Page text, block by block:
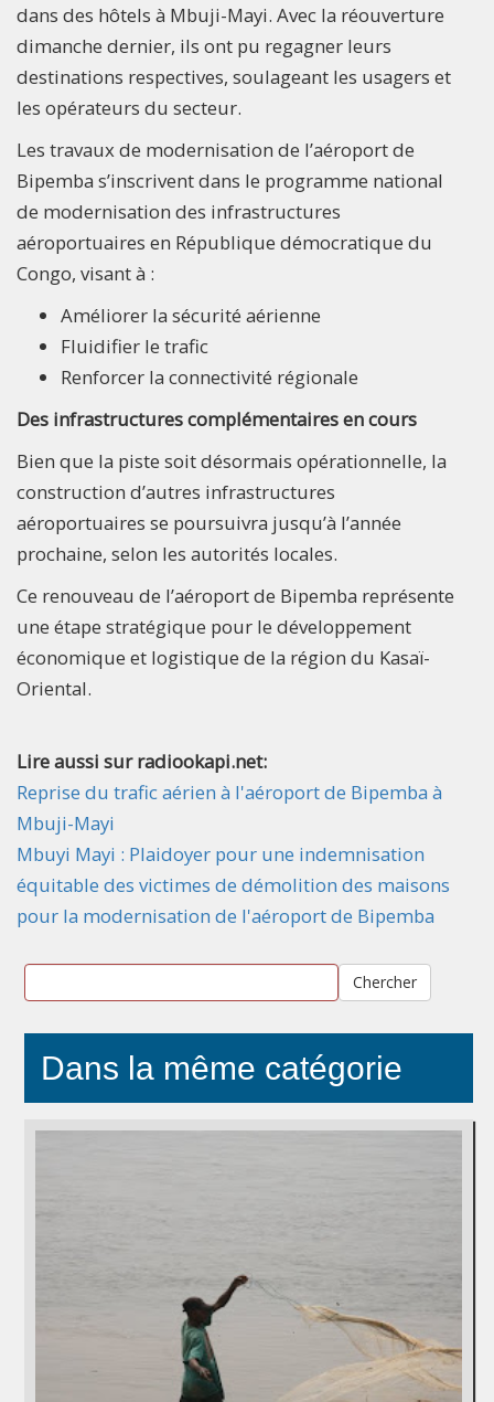
dans des hôtels à Mbuji-Mayi. Avec la réouverture
dimanche dernier, ils ont pu regagner leurs
destinations respectives, soulageant les usagers et
les opérateurs du secteur.
Les travaux de modernisation de l’aéroport de
Bipemba s’inscrivent dans le programme national
de modernisation des infrastructures
aéroportuaires en République démocratique du
Congo, visant à :
Améliorer la sécurité aérienne
Fluidifier le trafic
Renforcer la connectivité régionale
Des infrastructures complémentaires en cours
Bien que la piste soit désormais opérationnelle, la
construction d’autres infrastructures
aéroportuaires se poursuivra jusqu’à l’année
prochaine, selon les autorités locales.
Ce renouveau de l’aéroport de Bipemba représente
une étape stratégique pour le développement
économique et logistique de la région du Kasaï-
Oriental.
Lire aussi sur radiookapi.net:
Reprise du trafic aérien à l'aéroport de Bipemba à
Mbuji-Mayi
Mbuyi Mayi : Plaidoyer pour une indemnisation
équitable des victimes de démolition des maisons
pour la modernisation de l'aéroport de Bipemba
Chercher
Dans la même catégorie